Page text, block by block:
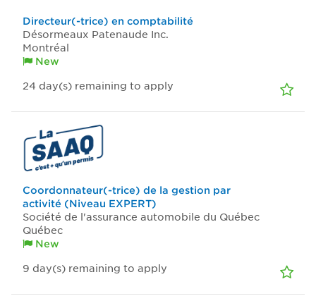
Directeur(-trice) en comptabilité
Désormeaux Patenaude Inc.
Montréal
New
24 day(s) remaining to apply
Coordonnateur(-trice) de la gestion par
activité (Niveau EXPERT)
Société de l'assurance automobile du Québec
Québec
New
9 day(s) remaining to apply